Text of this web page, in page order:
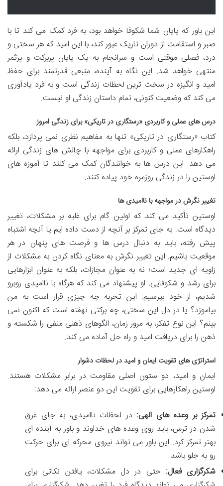
این باور که پایان شما شکوفا خواهد بود، به فرد کمک می کند تا با
صبر و استقامت از دوران تاریک عبور کند، با این امید که هر سختی و
درد، فصلی موقتی است و سرانجام به یک پایان پربرکت و پرثمر
منتهی خواهد شد. این نگاه به آینده، منبعی قدرتمند برای حفظ
امید و انگیزه در سخت ترین لحظات زندگی است و به فرد یادآوری
می کند که وضعیت کنونی، تمام داستان زندگی او نیست.
درس های عملی و کاربردی «رستگاری در تاریکی» برای زندگی امروز
کتاب «رستگاری در تاریکی» تنها به مفاهیم نظری نمی پردازد، بلکه
راهکارهای عملی و کاربردی برای مواجهه با چالش های زندگی ارائه
می دهد. این درس ها به خوانندگان کمک می کنند تا آموزه های
اوستین را در زندگی روزمره خود پیاده کنند.
تغییر نگرش در مواجهه با ناامیدی ها
اوستین تأکید می کند که اولین گام برای غلبه بر مشکلات، تغییر
دیدگاه است. به جای تمرکز بر آنچه از دست داده ایم یا آنچه اشتباه
پیش رفته، باید به دنبال درس ها و فرصت های پنهان در هر
موقعیت باشیم. این تغییر نگرش به معنای نگاه کردن به مشکلات از
زاویه ای جدید است؛ نه به عنوان مجازات، بلکه به عنوان ابزارهایی
برای رشد و شکوفایی. او پیشنهاد می کند که هرگاه با ناامیدی روبرو
شدیم، از خود بپرسیم: این تجربه چه چیزی قرار است به من
بیاموزد؟ یا در دل این سختی، چه برکتی نهفته است که اکنون نمی
بینم؟ این نوع تفکر، به مرور زمان، الگوهای ذهنی منفی را شکسته و
ذهن را برای دریافت امید و راه حل آماده می کند.
استراتژی های تقویت ایمان و امید در لحظات دشوار
ایمان و امید، دو ستون اصلی مقاومت در برابر مشکلات هستند.
اوستین راهکارهایی برای تقویت این دو عنصر ارائه می دهد:
تمرکز بر وعده های الهی: در لحظات ناامیدی، به جای غرق
شدن در ترس، باید روی وعده های خداوند و باور به آینده ای
بهتر تمرکز کرد. این باور می تواند نیروی محرکه ای برای حرکت
رو به جلو باشد.
شکرگزاری فعال: حتی در دل مشکلات، یافتن نکاتی برای